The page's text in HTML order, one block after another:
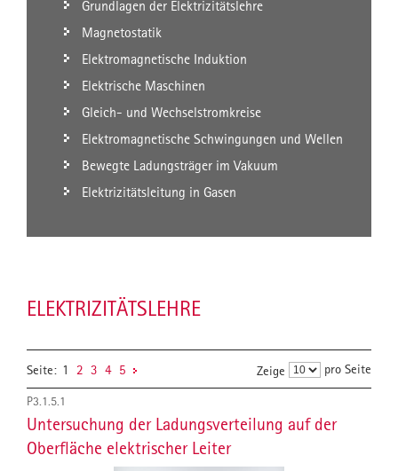
Grundlagen der Elektrizitätslehre
Magnetostatik
Elektromagnetische Induktion
Elektrische Maschinen
Gleich- und Wechselstromkreise
Elektromagnetische Schwingungen und Wellen
Bewegte Ladungsträger im Vakuum
Elektrizitätsleitung in Gasen
ELEKTRIZITÄTSLEHRE
Seite: 1 2 3 4 5 Zeige pro Seite
P3.1.5.1
Untersuchung der Ladungsverteilung auf der
Oberfläche elektrischer Leiter